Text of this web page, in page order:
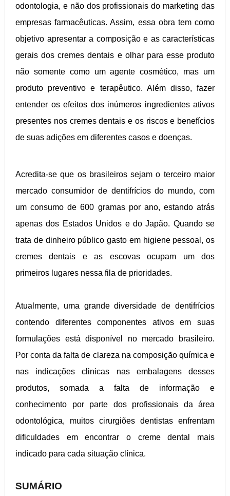
odontologia, e não dos profissionais do marketing das
empresas farmacêuticas. Assim, essa obra tem como
objetivo apresentar a composição e as características
gerais dos cremes dentais e olhar para esse produto
não somente como um agente cosmético, mas um
produto preventivo e terapêutico. Além disso, fazer
entender os efeitos dos inúmeros ingredientes ativos
presentes nos cremes dentais e os riscos e benefícios
de suas adições em diferentes casos e doenças.
Acredita-se que os brasileiros sejam o terceiro maior
mercado consumidor de dentifrícios do mundo, com
um consumo de 600 gramas por ano, estando atrás
apenas dos Estados Unidos e do Japão. Quando se
trata de dinheiro público gasto em higiene pessoal, os
cremes dentais e as escovas ocupam um dos
primeiros lugares nessa fila de prioridades.
Atualmente, uma grande diversidade de dentifrícios
contendo diferentes componentes ativos em suas
formulações está disponível no mercado brasileiro.
Por conta da falta de clareza na composição química e
nas indicações clinicas nas embalagens desses
produtos, somada a falta de informação e
conhecimento por parte dos profissionais da área
odontológica, muitos cirurgiões dentistas enfrentam
dificuldades em encontrar o creme dental mais
indicado para cada situação clínica.
SUMÁRIO